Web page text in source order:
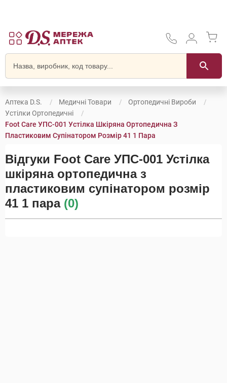
Аптека D.S. Медичні Товари
Ортопедичні Вироби
Устілки Ортопедичні
Foot Care УПС-001 Устілка Шкіряна Ортопедична З
Пластиковим Супінатором Розмір 41 1 Пара
Відгуки Foot Care УПС-001 Устілка
шкіряна ортопедична з
пластиковим супінатором розмір
41 1 пара (0)